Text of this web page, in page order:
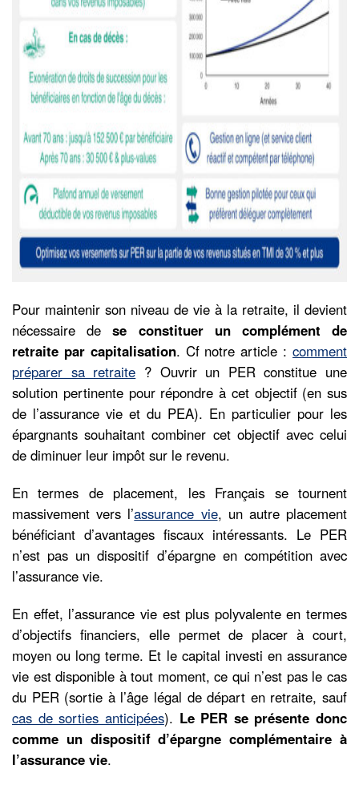
Pour maintenir son niveau de vie à la retraite, il devient
nécessaire dese constituer un complément de
retraite par capitalisation. Cf notre article :comment
préparer sa retraite ? Ouvrir un PER constitue une
solution pertinente pour répondre à cet objectif (en sus
de l’assurance vie et du PEA). En particulier pour les
épargnants souhaitant combiner cet objectif avec celui
de diminuer leur impôt sur le revenu.
En termes de placement, les Français se tournent
massivement vers l’assurance vie, un autre placement
bénéficiant d’avantages fiscaux intéressants. Le PER
n’est pas un dispositif d’épargne en compétition avec
l’assurance vie.
En effet, l’assurance vie est plus polyvalente en termes
d’objectifs financiers, elle permet de placer à court,
moyen ou long terme. Et le capital investi en assurance
vie est disponible à tout moment, ce qui n’est pas le cas
du PER (sortie à l’âge légal de départ en retraite, sauf
cas de sorties anticipées). Le PER se présente donc
comme un dispositif d’épargne complémentaire à
l’assurance vie.